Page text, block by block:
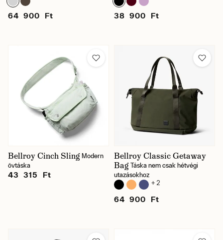
64 900 Ft 38 900 Ft
Bellroy Cinch Sling Modern
övtáska
43 315 Ft
Bellroy Classic Getaway
Bag Táska nem csak hétvégi
utazásokhoz
+ 2
64 900 Ft